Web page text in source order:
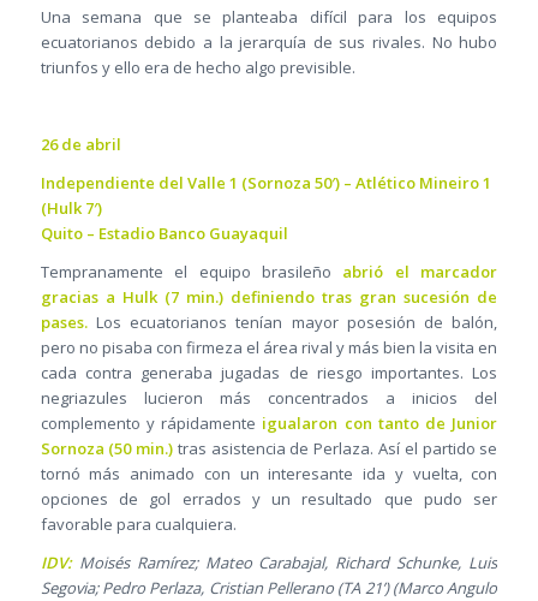
Una semana que se planteaba difícil para los equipos
ecuatorianos debido a la jerarquía de sus rivales. No hubo
triunfos y ello era de hecho algo previsible.
26 de abril
Independiente del Valle 1 (Sornoza 50′) – Atlético Mineiro 1
(Hulk 7′)
Quito – Estadio Banco Guayaquil
Tempranamente el equipo brasileño abrió el marcador
gracias a Hulk (7 min.) definiendo tras gran sucesión de
pases.Los ecuatorianos tenían mayor posesión de balón,
pero no pisaba con firmeza el área rival y más bien la visita en
cada contra generaba jugadas de riesgo importantes. Los
negriazules lucieron más concentrados a inicios del
complemento y rápidamente igualaron con tanto de Junior
Sornoza (50 min.) tras asistencia de Perlaza. Así el partido se
tornó más animado con un interesante ida y vuelta, con
opciones de gol errados y un resultado que pudo ser
favorable para cualquiera.
IDV:Moisés Ramírez; Mateo Carabajal, Richard Schunke, Luis
Segovia; Pedro Perlaza, Cristian Pellerano (TA 21’) (Marco Angulo